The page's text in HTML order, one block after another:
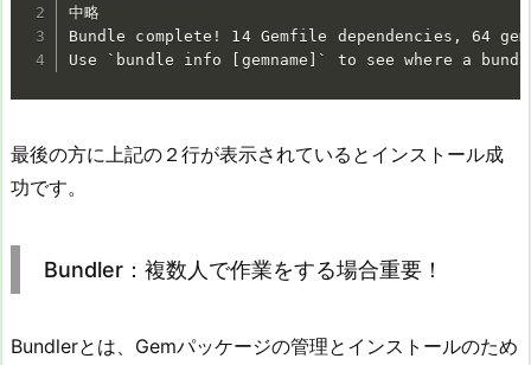
中略
Bundle complete! 14 Gemfile dependencies, 64
Use `bundle info [gemname]` to see where a
最後の方に上記の２行が表示されているとインストール成
功です。
Bundler：複数人で作業をする場合重要！
Bundlerとは、Gemパッケージの管理とインストールのため